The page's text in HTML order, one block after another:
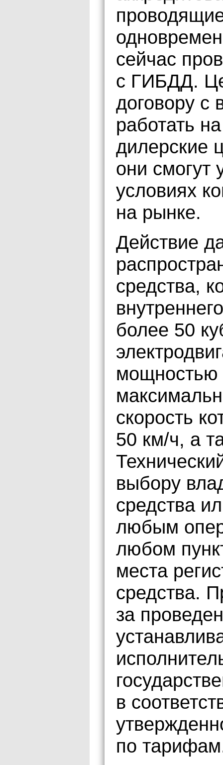
сейчас
с ГИБДД.
договору с
работать
дилерские
они смогут
условиях
на рынке.
Действие
средства,
более 50
мощностью
скорость
50 км/ч, а
выбору
средства
любым
любом
места
средства.
за
в
по